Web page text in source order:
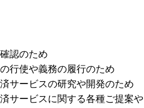
認のため
行使や義務の履行のため
サービスの研究や開発のため
サービスに関する各種ご提案